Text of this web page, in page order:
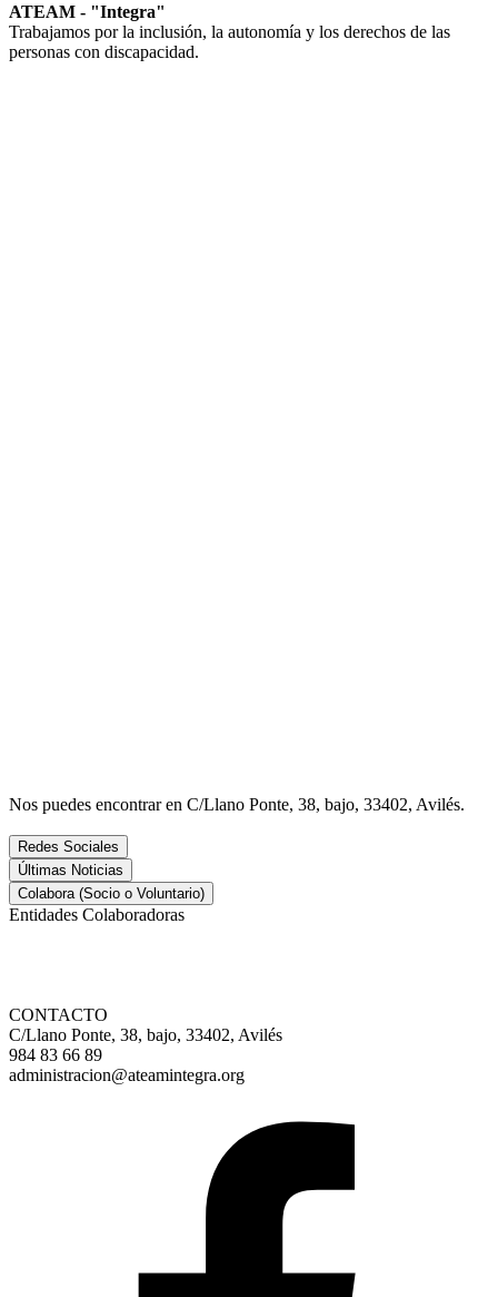
ATEAM - "Integra"
Trabajamos por la inclusión, la autonomía y los derechos de las
personas con discapacidad.
Nos puedes encontrar en C/Llano Ponte, 38, bajo, 33402, Avilés.
Redes Sociales
Últimas Noticias
Colabora (Socio o Voluntario)
Entidades Colaboradoras
CONTACTO
C/Llano Ponte, 38, bajo, 33402, Avilés
984 83 66 89
administracion@ateamintegra.org